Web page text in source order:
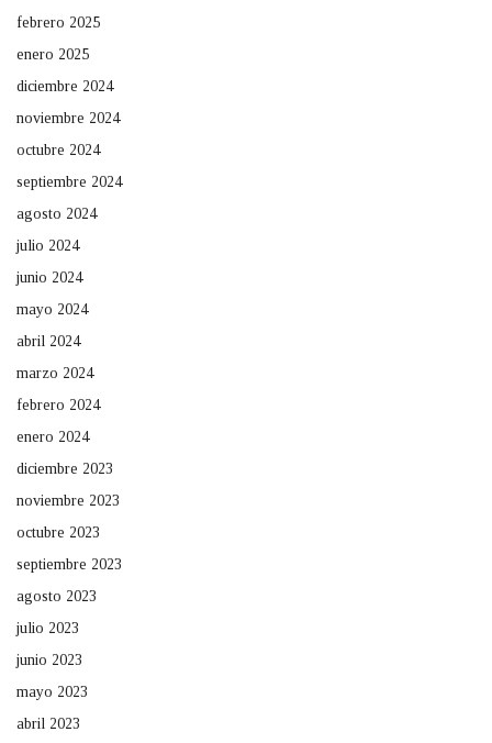
febrero 2025
enero 2025
diciembre 2024
noviembre 2024
octubre 2024
septiembre 2024
agosto 2024
julio 2024
junio 2024
mayo 2024
abril 2024
marzo 2024
febrero 2024
enero 2024
diciembre 2023
noviembre 2023
octubre 2023
septiembre 2023
agosto 2023
julio 2023
junio 2023
mayo 2023
abril 2023